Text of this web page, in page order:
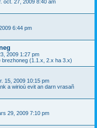
oct. 27, 2009 8:40 am
6:44 pm
2009 1:27 pm
(1.1.x, 2.x ha 3.x)
15, 2009 10:15 pm
a wirioù evit an darn vrasañ
29, 2009 7:10 pm